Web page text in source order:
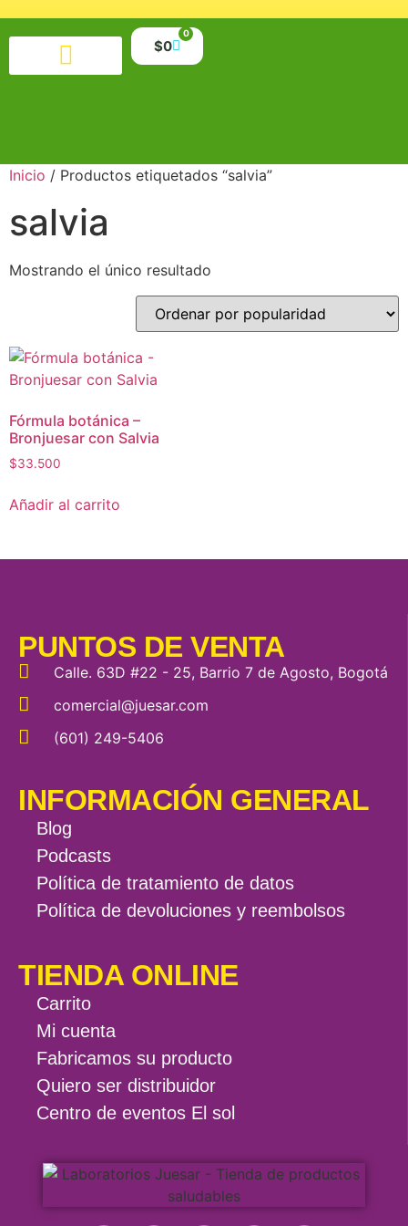
$0
0
Inicio / Productos etiquetados “salvia”
salvia
Mostrando el único resultado
Fórmula botánica –
Bronjuesar con Salvia
$33.500
Añadir al carrito
PUNTOS DE VENTA
Calle. 63D #22 - 25, Barrio 7 de Agosto, Bogotá
comercial@juesar.com
(601) 249-5406
INFORMACIÓN GENERAL
Blog
Podcasts
Política de tratamiento de datos
Política de devoluciones y reembolsos
TIENDA ONLINE
Carrito
Mi cuenta
Fabricamos su producto
Quiero ser distribuidor
Centro de eventos El sol